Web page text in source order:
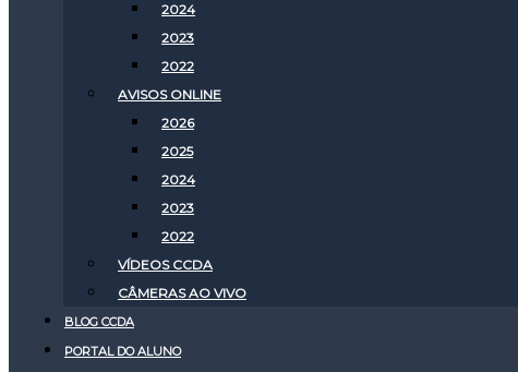
2024
2023
2022
AVISOS ONLINE
2026
2025
2024
2023
2022
VÍDEOS CCDA
CÂMERAS AO VIVO
BLOG CCDA
PORTAL DO ALUNO